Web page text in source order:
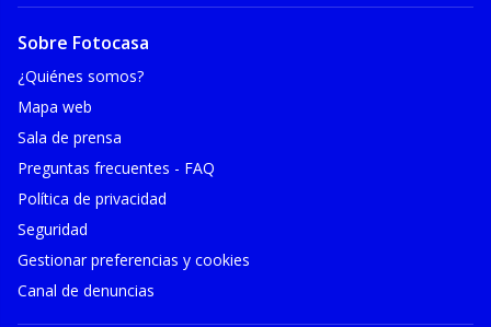
Sobre Fotocasa
¿Quiénes somos?
Mapa web
Sala de prensa
Preguntas frecuentes - FAQ
Política de privacidad
Seguridad
Gestionar preferencias y cookies
Canal de denuncias